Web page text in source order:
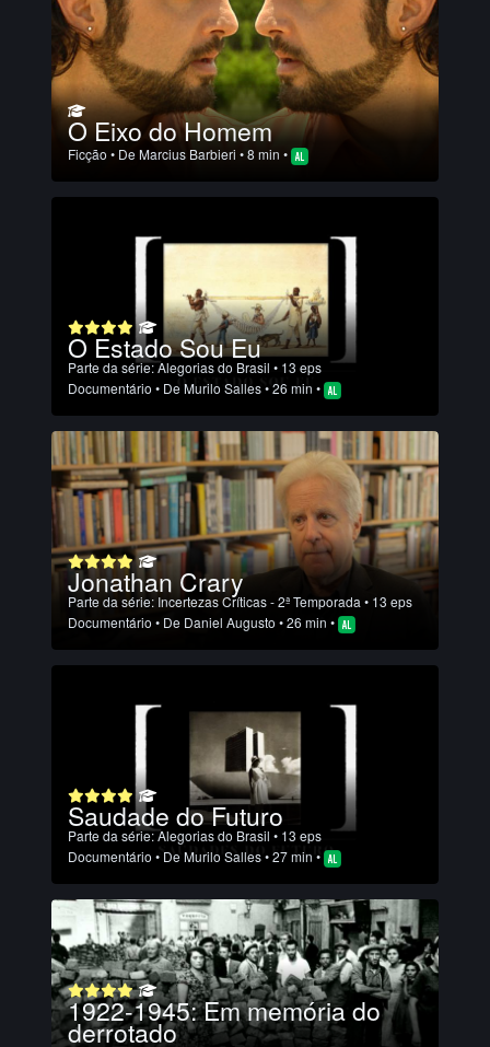
O Eixo do Homem
Ficção • DeMarcius Barbieri • 8 min •
O Estado Sou Eu
Parte da série:Alegorias do Brasil • 13 eps
Documentário • De Murilo Salles• 26 min •
Jonathan Crary
Parte da série: Incertezas Críticas - 2ª Temporada • 13 eps
Documentário • De Daniel Augusto • 26 min •
Saudade do Futuro
Parte da série:Alegorias do Brasil • 13 eps
Documentário • DeMurilo Salles• 27 min •
1922-1945: Em memória do
derrotado